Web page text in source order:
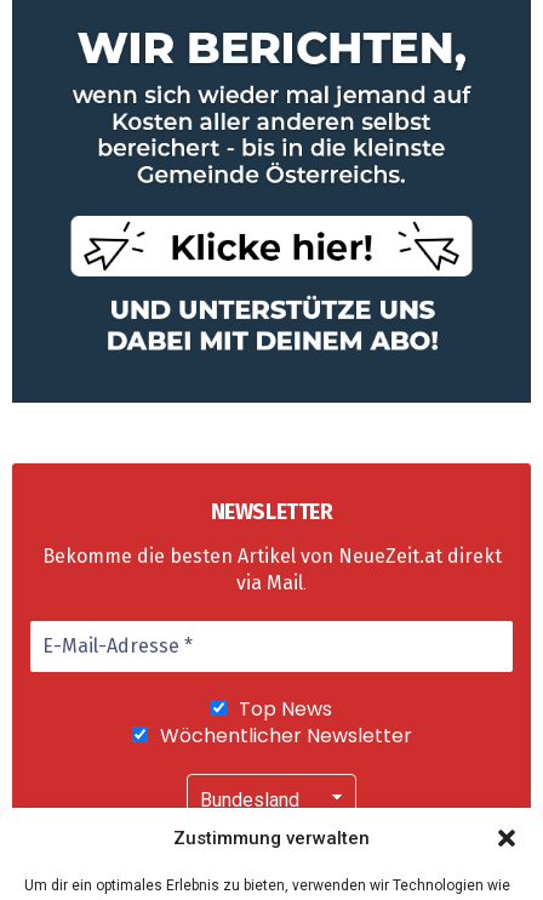
Zustimmung verwalten
Um dir ein optimales Erlebnis zu bieten, verwenden wir Technologien wie
NEWSLETTER
Bekomme die besten Artikel von NeueZeit.at direkt
via Mail.
Top News
Wöchentlicher Newsletter
"Abonnieren" akzeptierst Du unsere